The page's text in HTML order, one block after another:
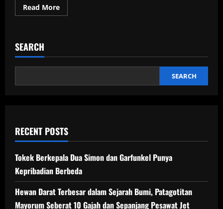
Read MoreRead
more
Lebah
Wallace
Maluku
SEARCH
SEARCH
RECENT POSTS
Tokek Berkepala Dua Simon dan Garfunkel Punya
Kepribadian Berbeda
Hewan Darat Terbesar dalam Sejarah Bumi, Patagotitan
Mayorum Seberat 10 Gajah dan Sepanjang Pesawat Jet